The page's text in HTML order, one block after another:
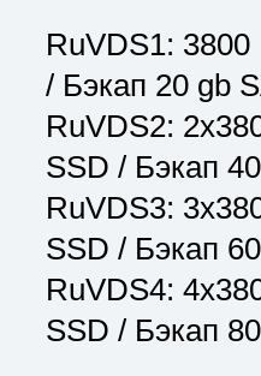
RuVDS1:
/ Бэкап 20 gb
RuVDS2:
SSD / Бэкап
RuVDS3:
SSD / Бэкап
RuVDS4:
SSD / Бэкап